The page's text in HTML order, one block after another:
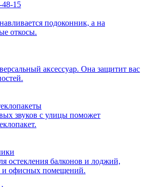
подоконник, а на
откосы.
аксессуар. Она защитит вас
звуков с улицы поможет
остекления балконов и лоджий,
и офисных помещений.